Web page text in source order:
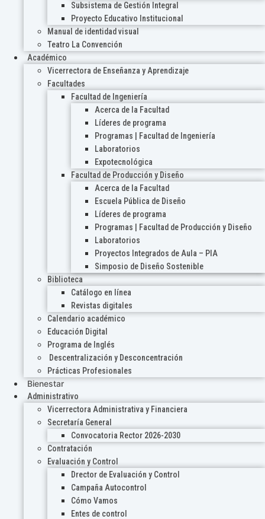
Subsistema de Gestión Integral
Proyecto Educativo Institucional
Manual de identidad visual
Teatro La Convención
Académico
Vicerrectora de Enseñanza y Aprendizaje
Facultades
Facultad de Ingeniería
Acerca de la Facultad
Líderes de programa
Programas | Facultad de Ingeniería
Laboratorios
Expotecnológica
Facultad de Producción y Diseño
Acerca de la Facultad
Escuela Pública de Diseño
Líderes de programa
Programas | Facultad de Producción y Diseño
Laboratorios
Proyectos Integrados de Aula – PIA
Simposio de Diseño Sostenible
Biblioteca
Catálogo en línea
Revistas digitales
Calendario académico
Educación Digital
Programa de Inglés
Descentralización y Desconcentración
Prácticas Profesionales
Bienestar
Administrativo
Vicerrectora Administrativa y Financiera
Secretaría General
Convocatoria Rector 2026-2030
Contratación
Evaluación y Control
Drector de Evaluación y Control
Campaña Autocontrol
Cómo Vamos
Entes de control